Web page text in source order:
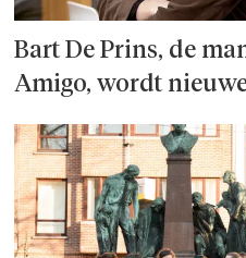
Bart De Prins, de
Amigo, wordt